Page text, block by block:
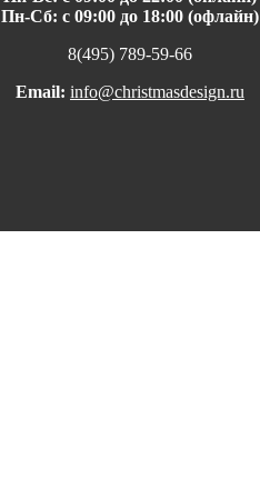
Пн-Сб: с 09:00 до 18:00 (офлайн)
8(495) 789-59-66
Email: info@christmasdesign.ru